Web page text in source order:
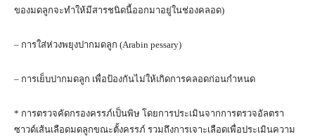
ของมดลูกจะทำให้มีสารชนิดนี้ออกมาอยู่ในช่องคลอด)
– การใส่ห่วงพยุงปากมดลูก (Arabin pessary)
– การเย็บปากมดลูก เพื่อป้องกันไม่ให้เกิดการคลอดก่อนกำหนด
* การตรวจคัดกรองครรภ์เป็นพิษ โดยการประเมินจากการตรวจอัลตรา
ซาวด์เส้นเลือดมดลูกขณะตั้งครรภ์ รวมถึงการเจาะเลือดเพื่อประเมินความ